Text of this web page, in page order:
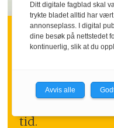
INNLEGG:
Hva om
Mange ansatte
tid.
Ditt digitale fagblad skal
trykte bladet alltid har
annonseplass. I digital
dine besøk på nettstedet
kontinuerlig, slik at du
Avvis alle